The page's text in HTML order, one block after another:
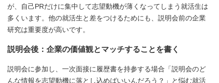
が、自己PRだけに集中して志望動機が薄くなってしまう就活生は
多くいます。他の就活生と差をつけるためにも、説明会前の企業
研究は重要度が高いです。
説明会後：企業の価値観とマッチすることを書く
説明会に参加し、一次面接に履歴書を持参する場合「説明会のど
んな情報を志望動機に落とし込めばいいんだろう？」と悩む就活